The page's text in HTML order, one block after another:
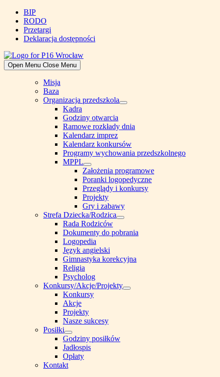
Skip
content
BIP
RODO
Przetargi
Deklaracja dostępności
Open Menu Close Menu
Misja
Baza
Organizacja przedszkola
Show
Kadra
Godziny otwarcia
Ramowe rozkłady dnia
Kalendarz imprez
Kalendarz konkursów
Programy wychowania przedszkolnego
MPPL
Show
sub
menu
Założenia programowe
Poranki logopedyczne
Przeglądy i konkursy
Projekty
Gry i zabawy
Strefa Dziecka/Rodzica
Show
sub
menu
Rada Rodziców
Dokumenty do pobrania
Logopedia
Język angielski
Gimnastyka korekcyjna
Religia
Psycholog
Konkursy/Akcje/Projekty
Show
Konkursy
Akcje
Projekty
Nasze sukcesy
Posiłki
Show
sub
menu
Godziny posiłków
Jadłospis
Opłaty
Kontakt